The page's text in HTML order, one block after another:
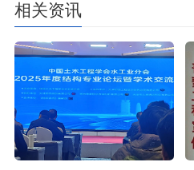
相关资讯